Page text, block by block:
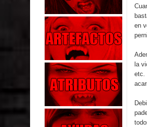
Exaltados y Muertos
Los Muertos se
Los Monstruos más
Parte 09: Los Muertos
Parte 08: Ultratumba
en
la
etc.